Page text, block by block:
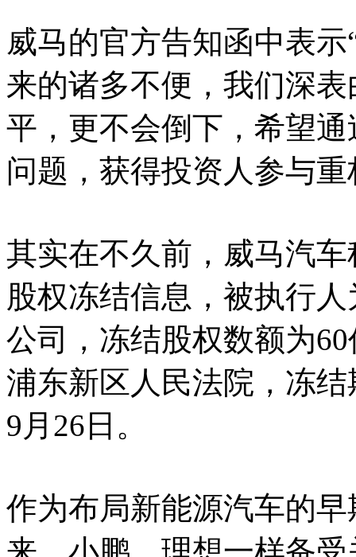
威马的官方告知函中表
来的诸多不便，我们深
平，更不会倒下，希望
问题，获得投资人参与
其实在不久前，威马汽
股权冻结信息，被执行
公司，冻结股权数额为
浦东新区人民法院，冻结
9月26日。
作为布局新能源汽车的